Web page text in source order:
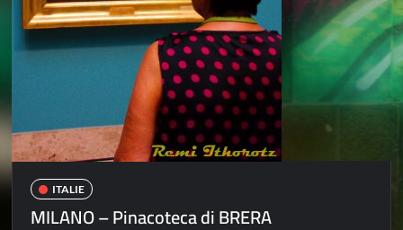
ITALIE
MILANO – Pinacoteca di BRERA